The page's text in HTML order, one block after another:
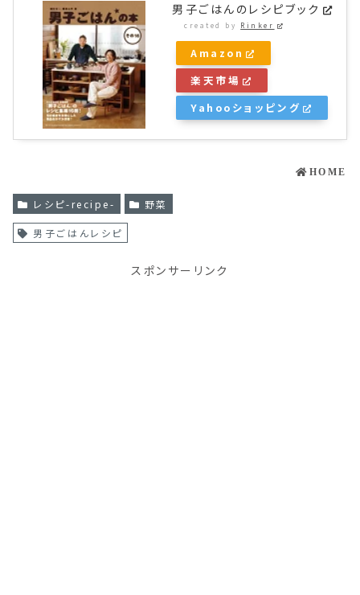
男子ごはんのレシピブック
created by Rinker
Amazon
楽天市場
Yahooショッピング
HOME
レシピ-recipe- 野菜
男子ごはんレシピ
スポンサーリンク